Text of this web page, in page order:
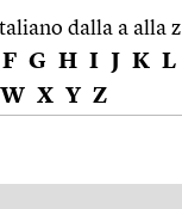
dalla a alla z
F G H I J K L
W X Y Z